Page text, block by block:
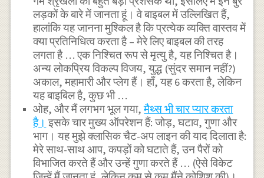
लड़कों के बारे में जानता हूं। वे बाइबल में उल्लिखित हैं,
हालांकि यह जानना मुश्किल है कि प्रत्येक व्यक्ति वास्तव में
क्या प्रतिनिधित्व करता है – मेरे लिए बाइबल की तरह
लगता है … एक निश्चित रूप से मृत्यु है, यह निश्चित है।
अन्य लोकप्रिय विकल्प विजय, युद्ध (सुंदर समान नहीं?)
अकाल, महामारी और प्लेग हैं। हाँ, यह 6 करता है, लेकिन
यह बाइबिल है, कुछ भी …
ओह, और मैं लगभग भूल गया,मैथ्स भी चार प्यार करता
है। इसके चार मुख्य ऑपरेशन हैं: जोड़, घटाव, गुणा और
भाग। यह मुझे क्लासिक चैट-अप लाइन की याद दिलाता है:
मेरे साथ-साथ आप, कपड़ों को घटाते हैं, उन पैरों को
विभाजित करते हैं और उन्हें गुणा करते हैं … (ऐसे विकेट